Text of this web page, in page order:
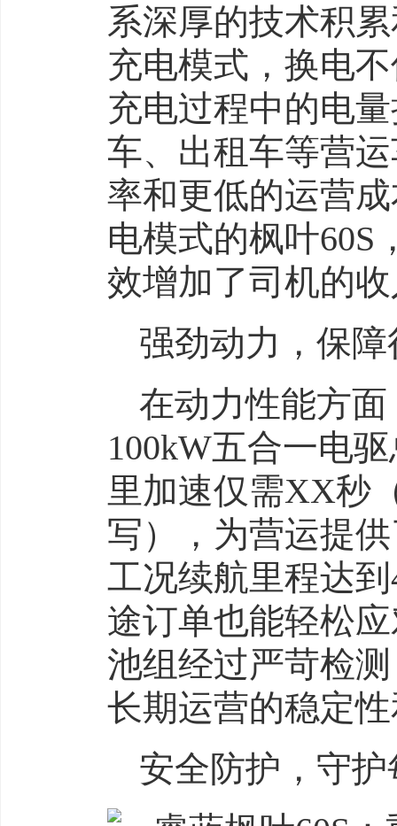
系深厚的技术积
充电模式，换电
充电过程中的电
车、出租车等营
率和更低的运营
电模式的枫叶60S
效增加了司机的
强劲动力，保
在动力性能方
100kW五合一电
里加速仅需XX秒
写），为营运提
工况续航里程达
途订单也能轻松
池组经过严苛检
长期运营的稳定
安全防护，守